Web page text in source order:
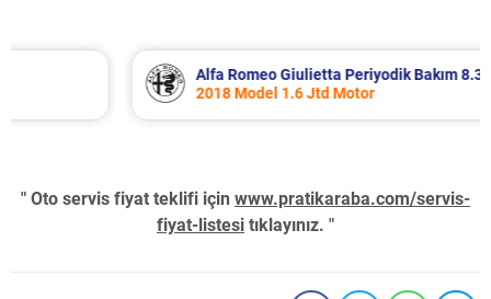
Alfa Romeo Giulietta Periyodik Bakım 8.340 TL
2018 Model 1.6 Jtd Motor
" Oto servis fiyat teklifi için www.pratikaraba.com/servis-
fiyat-listesi tıklayınız. "